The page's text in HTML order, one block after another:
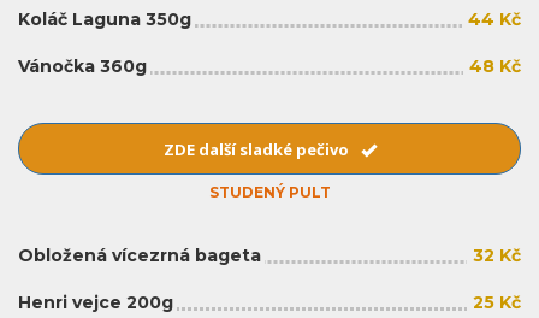
Koláč Laguna 350g 44 Kč
Vánočka 360g 48 Kč
ZDE další sladké pečivo
STUDENÝ PULT
Obložená vícezrná bageta 32 Kč
Henri vejce 200g 25 Kč